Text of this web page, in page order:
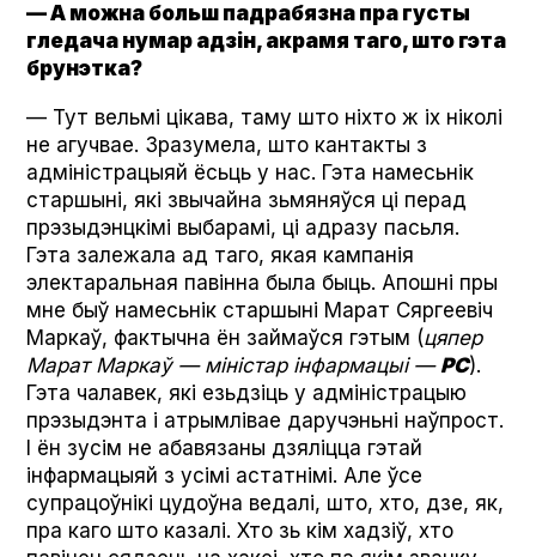
— А можна больш падрабязна пра густы
гледача нумар адзін, акрамя таго, што гэта
брунэтка?
— Тут вельмі цікава, таму што ніхто ж іх ніколі
не агучвае. Зразумела, што кантакты з
адміністрацыяй ёсьць у нас. Гэта намесьнік
старшыні, які звычайна зьмяняўся ці перад
прэзыдэнцкімі выбарамі, ці адразу пасьля.
Гэта залежала ад таго, якая кампанія
электаральная павінна была быць. Апошні пры
мне быў намесьнік старшыні Марат Сяргеевіч
Маркаў, фактычна ён займаўся гэтым (цяпер
Марат Маркаў — міністар інфармацыі — РС).
Гэта чалавек, які езьдзіць у адміністрацыю
прэзыдэнта і атрымлівае даручэньні наўпрост.
І ён зусім не абавязаны дзяліцца гэтай
інфармацыяй з усімі астатнімі. Але ўсе
супрацоўнікі цудоўна ведалі, што, хто, дзе, як,
пра каго што казалі. Хто зь кім хадзіў, хто